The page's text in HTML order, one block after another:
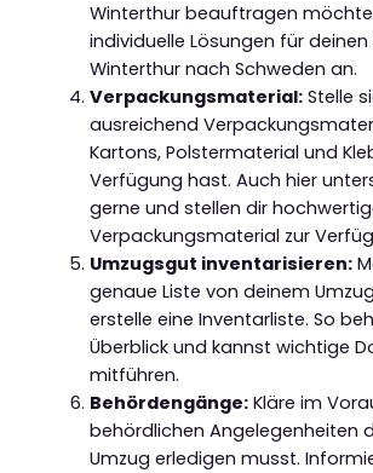
Winterthur beauftragen
individuelle Lösungen für deinen
Winterthur nach Schweden an.
Verpackungsmaterial:Stelle
ausreichend
Kartons, Polstermaterial und
Verfügung hast. Auch hier
gerne und stellen dir
Verpackungsmaterial zur
Umzugsgut inventarisieren:
genaue Liste von deinem
erstelle eine Inventarliste. So
Überblick und kannst wichtige
mitführen.
Behördengänge:Kläre im
behördlichen Angelegenheiten
Umzug erledigen musst.